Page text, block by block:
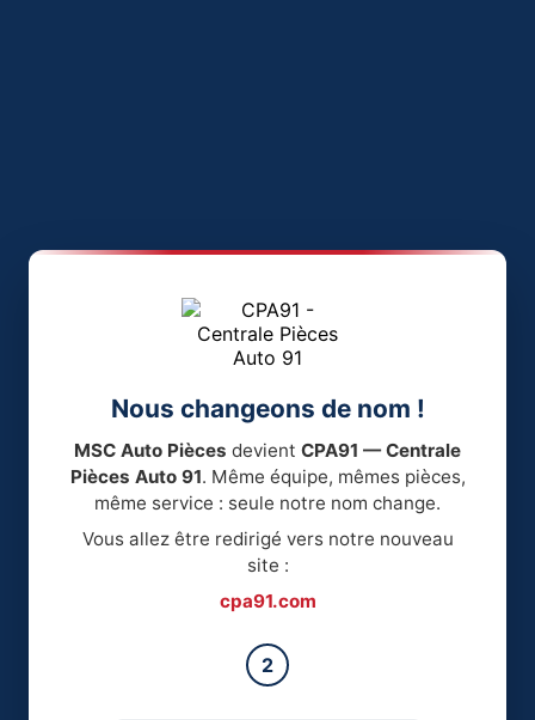
Nous changeons de nom !
MSC Auto Pièces devient CPA91 — Centrale
Pièces Auto 91. Même équipe, mêmes pièces,
même service : seule notre nom change.
Vous allez être redirigé vers notre nouveau
site :
cpa91.com
2